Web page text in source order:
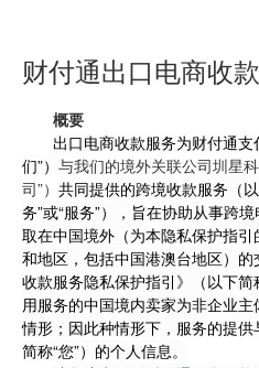
财付通出口电商收
概要
出口电商收款服务为财付通
们”） 与我们的境外关联公司圳星
司”） 共同提供的跨境收款服务（
务”或“服务”），旨在协助从事跨
取在中国境外（为本隐私保护指
和地区，包括中国港澳台地区）
收款服务隐私保护指引》（以下简
用服务的中国境内卖家为非企业
情形；因此种情形下，服务的提
简称“您”）的个人信息。